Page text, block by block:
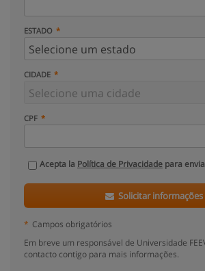
ESTADO
CIDADE
CPF
Acepta la Política de Privacidade para
Solicitar informações
* Campos obrigatórios
Em breve um responsável de Universidade
contacto contigo para mais informações.